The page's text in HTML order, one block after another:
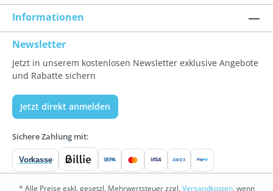
Informationen
Newsletter
Jetzt in unserem kostenlosen Newsletter exklusive Angebote
und Rabatte sichern
Jetzt direkt anmelden
Sichere Zahlung mit:
Vorkasse SEPA VISA AMEX PayPal
* Alle Preise exkl. gesetzl. Mehrwertsteuer zzgl.Versandkosten, wenn